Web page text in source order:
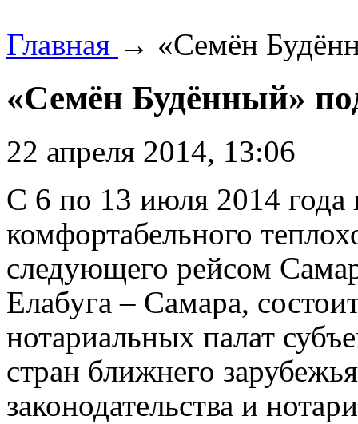
Главная → «Семён
«Семён Будённый»
22 апреля 2014, 13:06
С 6 по 13 июля 2014 года
комфортабельного
следующего рейсом
Елабуга – Самара,
нотариальных палат
стран ближнего
законодательства и